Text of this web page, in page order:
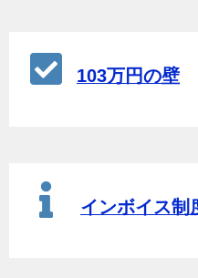
103万円の壁
インボイス制